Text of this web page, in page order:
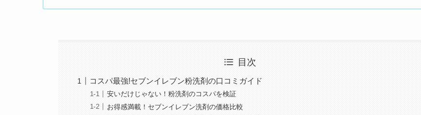
目次
コスパ最強!セブンイレブン粉洗剤の口コミガイド
安いだけじゃない！粉洗剤のコスパを検証
お得感満載！セブンイレブン洗剤の価格比較